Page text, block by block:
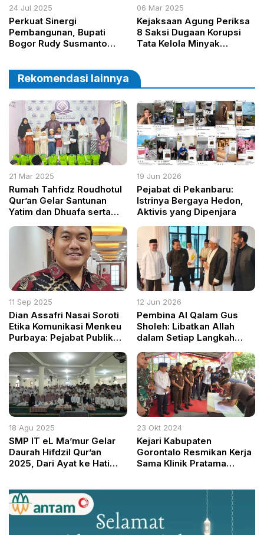
24 Jul 2025
Perkuat Sinergi
Pembangunan, Bupati
Bogor Rudy Susmanto
06 Mar 2025
Kejaksaan Agung Periksa
8 Saksi Dugaan Korupsi
Tata Kelola Minyak
Rekomendasi lainnya
21 Mar 2025
Rumah Tahfidz Roudhotul
Qur’an Gelar Santunan
Yatim dan Dhuafa serta
Agenda Sabuk 2025
19 Jun 2026
Pejabat di Pekanbaru:
Istrinya Bergaya Hedon,
Aktivis yang Dipenjara
11 Sep 2025
Dian Assafri Nasai Soroti
Etika Komunikasi Menkeu
Purbaya: Pejabat Publik
Responsif
12 Jun 2026
Pembina Al Qalam Gus
Sholeh: Libatkan Allah
dalam Setiap Langkah
Jurnalistik
18 Agu 2025
SMP IT eL Ma’mur Gelar
Daurah Hifdzil Qur’an
2025, Dari Ayat ke Hati
23 Okt 2024
Kejari Kabupaten
Gorontalo Resmikan Kerja
Sama Klinik Pratama